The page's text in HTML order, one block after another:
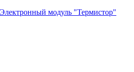
Электронный модуль "Термистор"